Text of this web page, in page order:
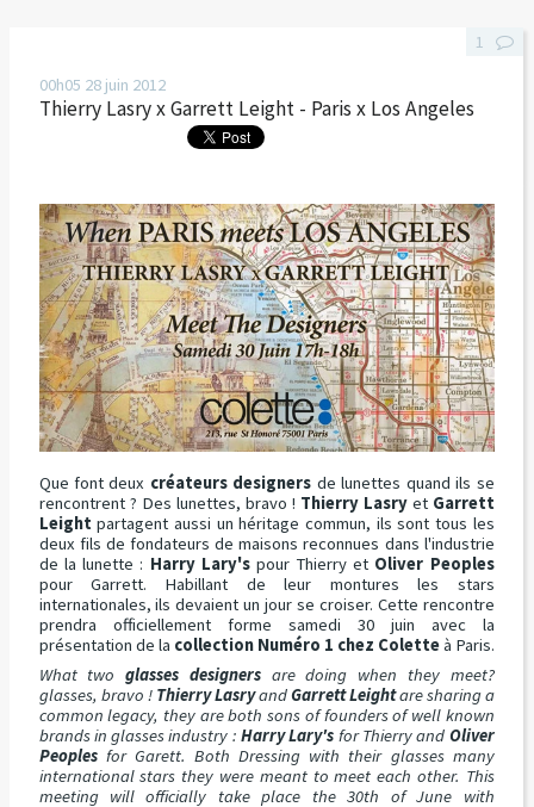
00h05 28 juin 2012
Thierry Lasry x Garrett Leight - Paris x Los Angeles
Que font deux créateurs designers de lunettes quand ils se
rencontrent ? Des lunettes, bravo ! Thierry Lasryet Garrett
Leightpartagent aussi un héritage commun, ils sont tous les
deux fils de fondateurs de maisons reconnues dans l'industrie
de la lunette : Harry Lary's pour Thierry et Oliver Peoples
pour Garrett. Habillant de leur montures les stars
internationales, ils devaient un jour se croiser. Cette rencontre
prendra officiellement forme samedi 30 juin avec la
présentation de la collection Numéro 1 chez Coletteà Paris.
What twoglasses designersare doing when they meet?
glasses, bravo ! Thierry LasryandGarrett Leightare sharing a
common legacy, they are both sons of founders of well known
brands in glasses industry :Harry Lary's for Thierry and Oliver
Peoplesfor Garett. Both Dressing with their glasses many
international stars they were meant to meet each other. This
meeting will officially take place the 30th of June with
1